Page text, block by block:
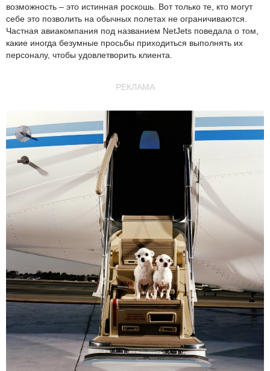
возможность – это истинная роскошь. Вот только те, кто могут
себе это позволить на обычных полетах не ограничиваются.
Частная авиакомпания под названием NetJets поведала о том,
какие иногда безумные просьбы приходиться выполнять их
персоналу, чтобы удовлетворить клиента.
РЕКЛАМА